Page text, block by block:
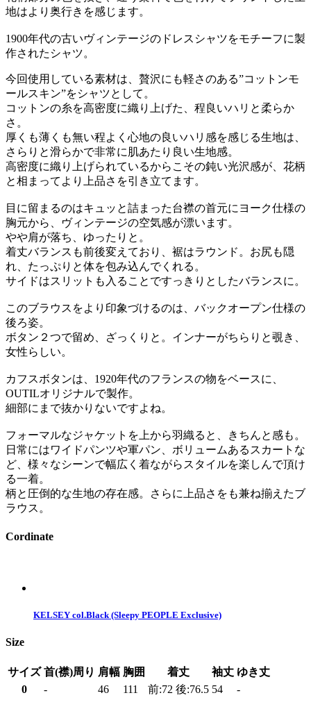
地はより奥行きを感じます。
1900年代の古いヴィンテージのドレスシャツをモチーフに製
作されたシャツ。
今回使用している素材は、贅沢にも軽さのある”コットンモ
ールスキン”をシャツとして。
コットンの糸を高密度に織り上げた、程良いハリと柔らか
さ。
厚くも薄くも無い程よく心地の良いハリ感を感じる生地は、
さらりと滑らかで非常に肌あたり良い生地感。
高密度に織り上げられているからこその鈍い光沢感が、花柄
と相まってより上品さを引き立てます。
目に留まるのはキュッと詰まった台襟の首元にヨーク仕様の
胸元から、ヴィンテージの空気感が漂います。
やや肩が落ち、ゆったりと。
着丈バランスも前後変えており、裾はラウンド。お尻も隠
れ、たっぷりと体を包み込んでくれる。
サイドはスリットも入ることですっきりとしたバランスに。
このブラウスをより印象づけるのは、バックオープン仕様の
後ろ姿。
ボタン２つで留め、ざっくりと。インナーがちらりと覗き、
女性らしい。
カフスボタンは、1920年代のフランスの物をベースに、
OUTILオリジナルで製作。
細部にまで抜かりないですよね。
フォーマルなジャケットを上から羽織ると、きちんと感も。
日常にはワイドパンツや軍パン、ボリュームあるスカートな
ど、様々なシーンで幅広く着ながらスタイルを楽しんで頂け
る一着。
柄と圧倒的な生地の存在感。さらに上品さをも兼ね揃えたブ
ラウス。
Cordinate
KELSEY col.Black (Sleepy PEOPLE Exclusive)
Size
サイズ 首(襟)周り 肩幅 胸囲 着丈 袖丈 ゆき丈
0
- 46 111 前:72 後:76.5 54 -